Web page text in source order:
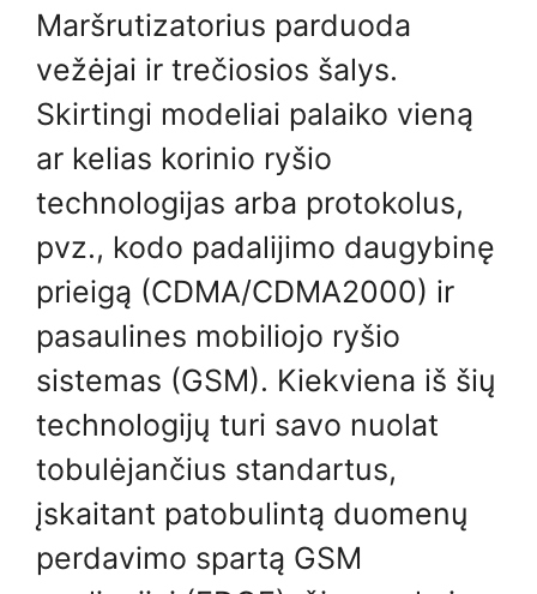
Maršrutizatorius parduoda
vežėjai ir trečiosios šalys.
Skirtingi modeliai palaiko vieną
ar kelias korinio ryšio
technologijas arba protokolus,
pvz., kodo padalijimo daugybinę
prieigą (CDMA/CDMA2000) ir
pasaulines mobiliojo ryšio
sistemas (GSM). Kiekviena iš šių
technologijų turi savo nuolat
tobulėjančius standartus,
įskaitant patobulintą duomenų
perdavimo spartą GSM